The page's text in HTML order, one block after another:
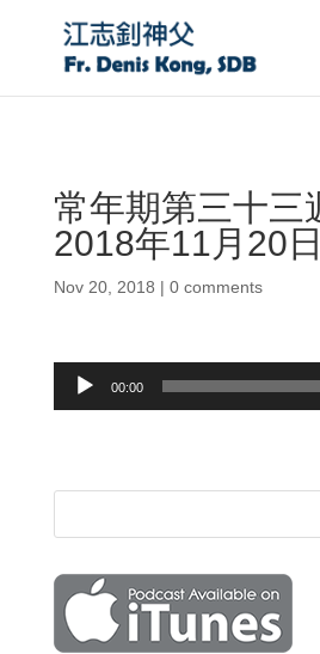
常年期第三十三
2018年11月20日
Nov 20, 2018 | 0 comments
Audio
00:00